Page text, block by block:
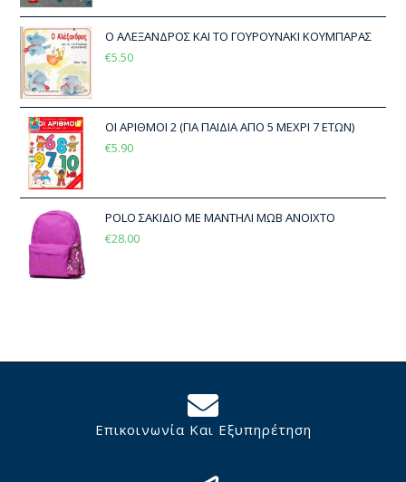
Ο ΑΛΕΞΑΝΔΡΟΣ ΚΑΙ ΤΟ ΓΟΥΡΟΥΝΑΚΙ ΚΟΥΜΠΑΡΑΣ
€5.50
ΟΙ ΑΡΙΘΜΟΙ 2 (ΓΙΑ ΠΑΙΔΙΑ ΑΠΟ 5 ΜΕΧΡΙ 7 ΕΤΩΝ)
€5.90
POLO ΣΑΚΙΔΙΟ ΜΕ ΜΑΝΤΗΛΙ ΜΩΒ ΑΝΟΙΧΤΟ
€28.00
Επικοινωνία Και Εξυπηρέτηση